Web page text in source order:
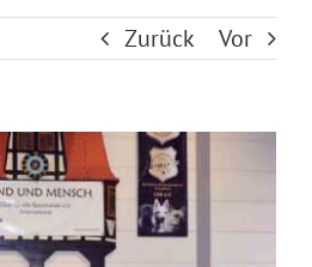
Zurück Vor